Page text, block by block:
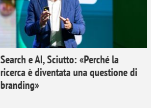
Search e AI, Sciutto: «Perché la
ricerca è diventata una questione di
branding»